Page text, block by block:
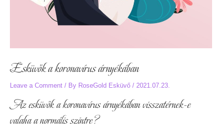
Esküvők a koronavírus árnyékában
Leave a Comment / By RoseGold Esküvő / 2021.07.23.
Az esküvők a koronavírus árnyékában visszatérnek-e
valaha a normális szintre?